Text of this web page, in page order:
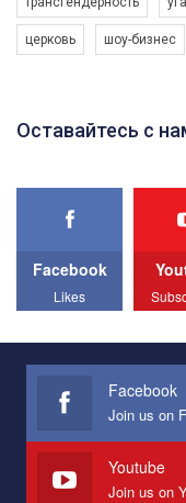
програму з боротьби
Якщо ти хочеш
best video,
We appeal to your
All you have to do is to
Эмоционально
представляющий
Мы просим вас
наш план по борьбе с
СОГИ в Украине.
Все, что вам нужно
церковь шоу-бизнес
Оставайтесь с
Facebook
Likes
Facebook
Youtube
Join us on